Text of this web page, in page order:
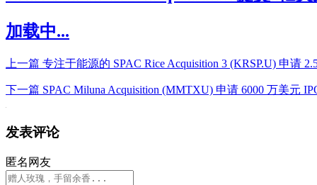
加载中...
上一篇 专注于能源的 SPAC Rice Acquisition 3 (KRSP.U) 申请
下一篇 SPAC Miluna Acquisition (MMTXU) 申请 6000 万美元
发表评论
匿名网友